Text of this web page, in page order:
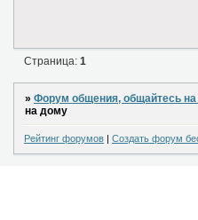
Страница:1
»Форум общения, общайтесь
на дому
Рейтинг форумов Создать форум